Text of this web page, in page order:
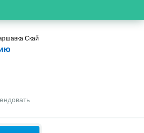
Скай